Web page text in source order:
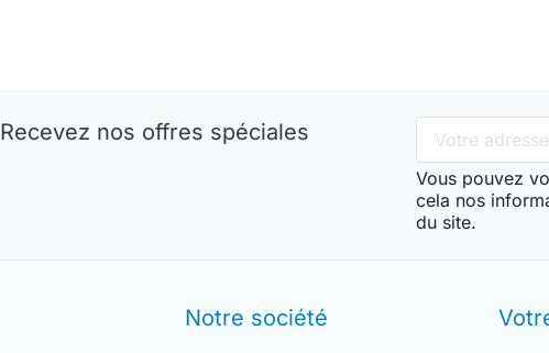
Recevez nos offres spéciales
Vous pouvez
cela nos
du site.
Notre société